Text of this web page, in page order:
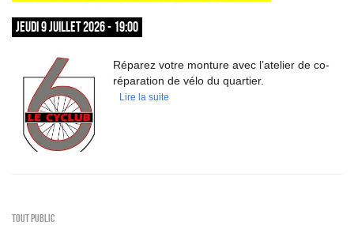
JEUDI 9 JUILLET 2026 - 19:00
Réparez votre monture avec l’atelier de co-
réparation de vélo du quartier.
Lire la suite
Tout public